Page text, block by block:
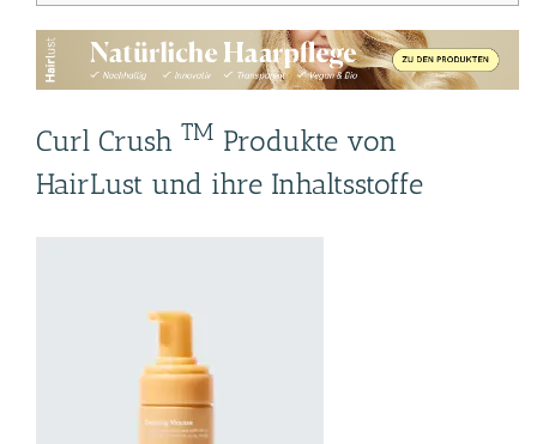
Curl Crush TM Produkte von
HairLust und ihre Inhaltsstoffe